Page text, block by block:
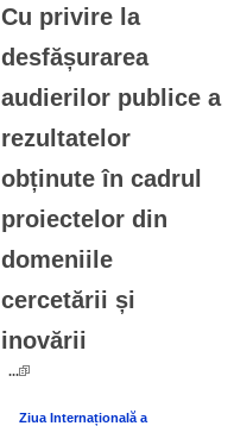
Cu privire la
desfășurarea
audierilor publice a
rezultatelor
obținute în cadrul
proiectelor din
domeniile
cercetării și
inovării
...
Ziua Internațională a